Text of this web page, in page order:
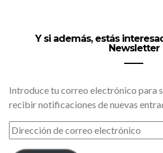
Y si además, estás
Newsletter
Introduce tu correo electrónico para
recibir notificaciones de nuevas
DIRECCIÓN
DE
CORREO